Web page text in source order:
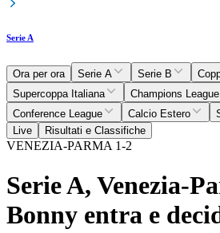
Serie A
Ora per ora Serie A Serie B
Supercoppa Italiana
Champions League
Conference League
Calcio Estero
Live
Risultati e Classifiche
VENEZIA-PARMA 1-2
Serie A, Venezia-
Bonny entra e